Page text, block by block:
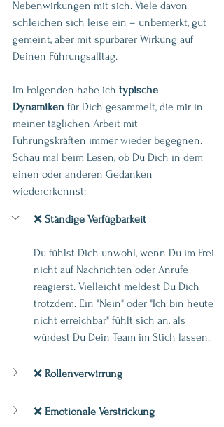
Nebenwirkungen mit sich. Viele davon
schleichen sich leise ein – unbemerkt, gut
gemeint, aber mit spürbarer Wirkung auf
Deinen Führungsalltag.
Im Folgenden habe ich typische
Dynamiken für Dich gesammelt, die mir in
meiner täglichen Arbeit mit
Führungskräften immer wieder begegnen.
Schau mal beim Lesen, ob Du Dich in dem
einen oder anderen Gedanken
wiedererkennst:
❌ Ständige Verfügbarkeit
Du fühlst Dich unwohl, wenn Du im Frei
nicht auf Nachrichten oder Anrufe
reagierst. Vielleicht meldest Du Dich
trotzdem. Ein "Nein" oder "Ich bin heute
nicht erreichbar" fühlt sich an, als
würdest Du Dein Team im Stich lassen.
❌ Rollenverwirrung
❌ Emotionale Verstrickung